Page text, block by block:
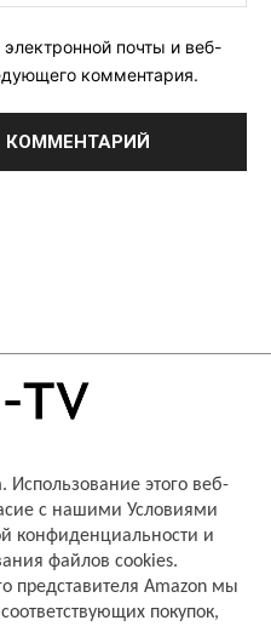
почты и веб-
комментария.
этого веб-
с нашими Условиями
конфиденциальности и
файлов cookies.
представителя Amazon мы
покупок,